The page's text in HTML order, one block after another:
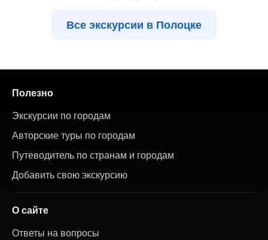
Все экскурсии в Полоцке
Полезно
Экскурсии по городам
Авторские туры по городам
Путеводитель по странам и городам
Добавить свою экскурсию
О сайте
Ответы на вопросы